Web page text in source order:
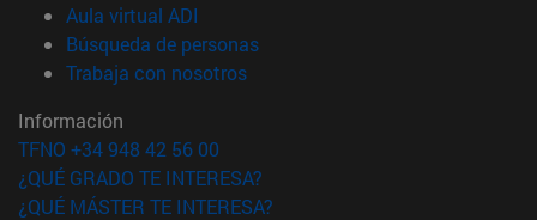
Aula virtual ADI
Búsqueda de personas(abre en nueva ventana)
Trabaja con nosotros(abre en nueva ventana)
Información
TFNO +34 948 42 56 00
¿QUÉ GRADO TE INTERESA?
¿QUÉ MÁSTER TE INTERESA?